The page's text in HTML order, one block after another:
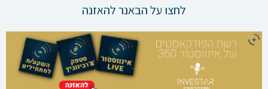
לחצו על הבאנר להאזנה